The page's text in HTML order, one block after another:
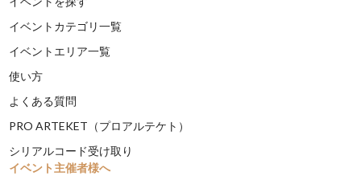
イベントカテゴリ一覧
イベントエリア一覧
使い方
よくある質問
PRO ARTEKET（プロアルテケト）
シリアルコード受け取り
イベント主催者様へ